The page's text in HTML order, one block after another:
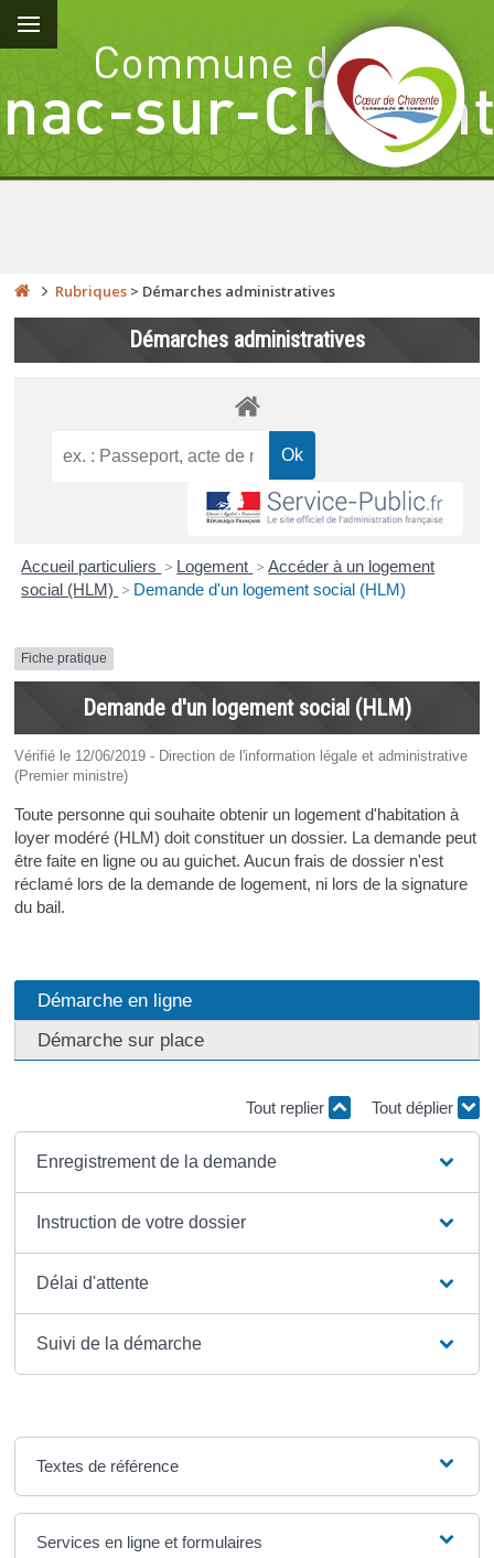
Rubriques > Démarches administratives
Démarches administratives
Accueil particuliers > Logement > Accéder à un logement
social (HLM) > Demande d'un logement social (HLM)
Fiche pratique
Demande d'un logement social (HLM)
Vérifié le 12/06/2019 - Direction de l'information légale et administrative
(Premier ministre)
Toute personne qui souhaite obtenir un logement d'habitation à
loyer modéré (HLM) doit constituer un dossier. La demande peut
être faite en ligne ou au guichet. Aucun frais de dossier n'est
réclamé lors de la demande de logement, ni lors de la signature
du bail.
Démarche en ligne
Démarche sur place
Tout replier Tout déplier
Enregistrement de la demande
Instruction de votre dossier
Délai d'attente
Suivi de la démarche
Textes de référence
Services en ligne et formulaires